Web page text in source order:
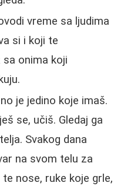
vreme sa ljudima
si i koji te
sa onima koji
je jedino koje imaš.
se, učiš. Gledaj ga
Svakog dana
na svom telu za
nose, ruke koje grle,